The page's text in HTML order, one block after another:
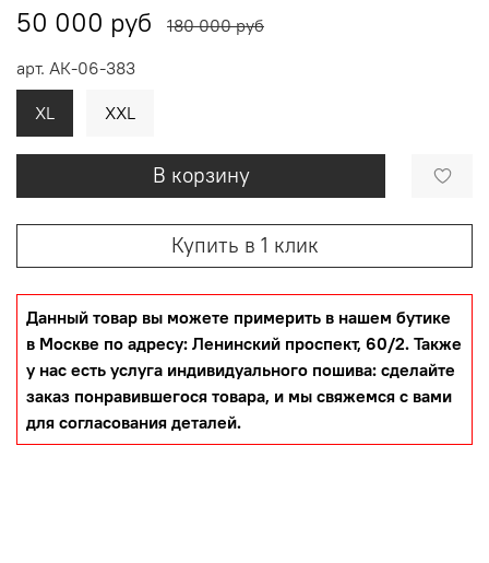
арт. АК-06-383
50 000 руб 180 000 руб
В корзину
Купить в 1 клик
Данный товар вы можете примерить в нашем бутике
в Москве по адресу: Ленинский проспект, 60/2. Также
у нас есть услуга индивидуального пошива: сделайте
заказ понравившегося товара, и мы свяжемся с вами
для согласования деталей.
XL XXL